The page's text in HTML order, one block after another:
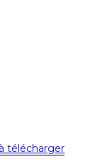
télécharger